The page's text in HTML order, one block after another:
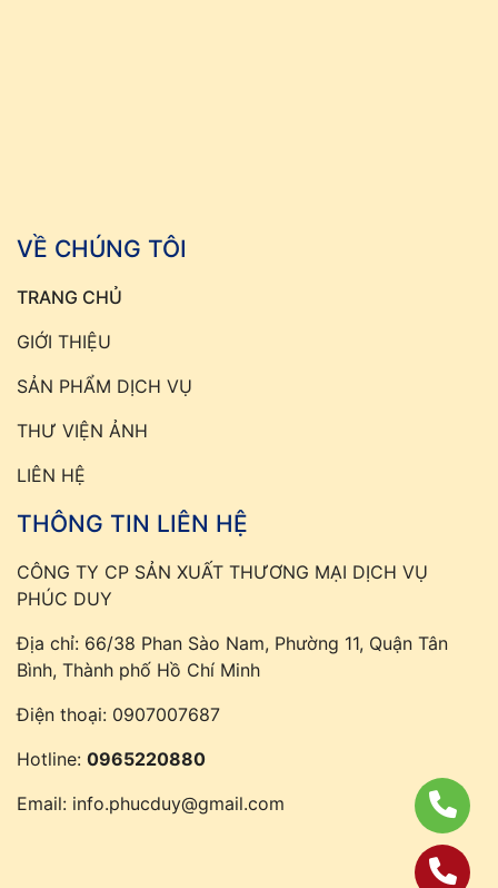
VỀ CHÚNG TÔI
TRANG CHỦ
GIỚI THIỆU
SẢN PHẨM DỊCH VỤ
THƯ VIỆN ẢNH
LIÊN HỆ
THÔNG TIN LIÊN HỆ
CÔNG TY CP SẢN XUẤT THƯƠNG MẠI DỊCH VỤ
PHÚC DUY
Địa chỉ: 66/38 Phan Sào Nam, Phường 11, Quận Tân
Bình, Thành phố Hồ Chí Minh
Điện thoại: 0907007687
Hotline: 0965220880
Email: info.phucduy@gmail.com